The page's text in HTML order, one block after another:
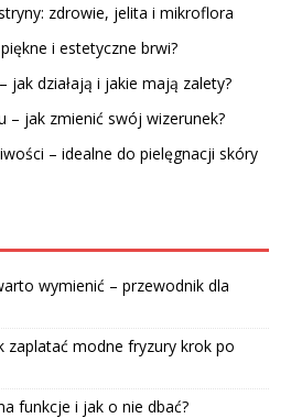
zdrowie, jelita i mikroflora
i estetyczne brwi?
jak działają i jakie mają zalety?
– jak zmienić swój wizerunek?
– idealne do pielęgnacji skóry
wymienić – przewodnik dla
zaplatać modne fryzury krok po
funkcje i jak o nie dbać?